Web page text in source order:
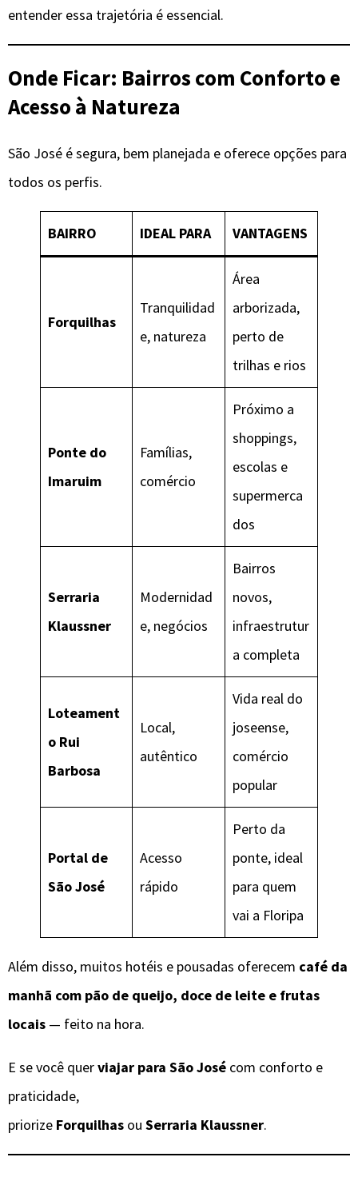
entender essa trajetória é essencial.
Onde Ficar: Bairros com Conforto e
Acesso à Natureza
São José é segura, bem planejada e oferece opções para
todos os perfis.
BAIRRO IDEAL PARA VANTAGENS
Forquilhas
Tranquilidad
e, natureza
Área
arborizada,
perto de
trilhas e rios
Ponte do
Imaruim
Famílias,
comércio
Próximo a
shoppings,
escolas e
supermerca
dos
Serraria
Klaussner
Modernidad
e, negócios
Bairros
novos,
infraestrutur
a completa
Loteament
o Rui
Barbosa
Local,
autêntico
Vida real do
joseense,
comércio
popular
Portal de
São José
Acesso
rápido
Perto da
ponte, ideal
para quem
vai a Floripa
Além disso, muitos hotéis e pousadas oferecem café da
manhã com pão de queijo, doce de leite e frutas
locais — feito na hora.
E se você querviajar para São José com conforto e
praticidade,
priorize Forquilhas ou Serraria Klaussner.